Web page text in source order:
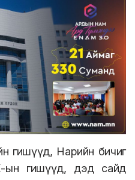
гишүүд, Нарийн бичиг
ын гишүүд, дэд сайд